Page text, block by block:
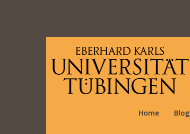
Home Blog